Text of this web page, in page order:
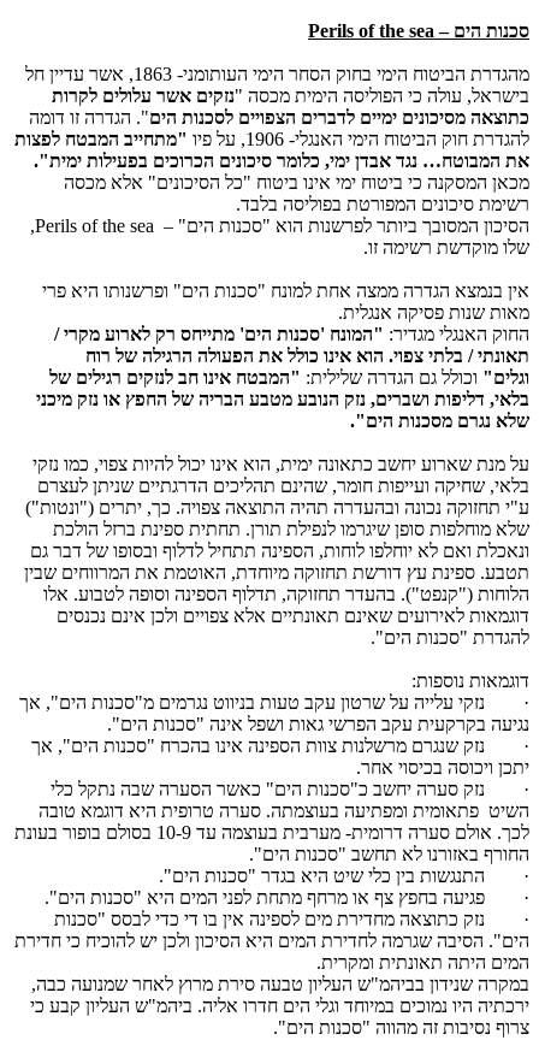
סכנות הים –Perils of the sea
מהגדרת הביטוח הימי בחוק הסחר הימי העותומני- 1863, אשר עדיין חל
בישראל, עולה כי הפוליסה הימית מכסה "נזקים אשר עלולים לקרות
כתוצאה מסיכונים ימיים לדברים הצפויים לסכנות הים". הגדרה זו דומה
להגדרת חוק הביטוח הימי האנגלי- 1906, על פיו
"מתחייב המבטח לפצות
את המבוטח… נגד אבדן ימי, כלומר סיכונים הכרוכים בפעילות ימית".
מכאן המסקנה כי ביטוח ימי אינו ביטוח "כל הסיכונים" אלא מכסה
רשימת סיכונים המפורטת בפוליסה בלבד.
הסיכון המסובך ביותר לפרשנות הוא "סכנות הים" – Perils of the sea
,
שלו מוקדשת רשימה זו.
אין בנמצא הגדרה ממצה אחת למונח "סכנות הים" ופרשנותו היא פרי
מאות שנות פסיקה אנגלית.
החוק האנגלי מגדיר: "המונח 'סכנות הים' מתייחס רק לארוע מקרי /
תאונתי / בלתי צפוי. הוא אינו כולל את הפעולה הרגילה של רוח
וגלים" וכולל גם הגדרה שלילית: "המבטח אינו חב לנזקים רגילים של
בלאי, דליפות ושברים, נזק הנובע מטבע הבריה של החפץ או נזק מיכני
שלא נגרם מסכנות הים".
על מנת שארוע יחשב כתאונה ימית, הוא אינו יכול להיות צפוי, כמו נזקי
בלאי, שחיקה ועייפות חומר, שהינם תהליכים הדרגתיים שניתן לעצרם
ע"י תחזוקה נכונה ובהעדרה תהיה התוצאה צפויה. כך, יתרים ("ונטות")
שלא מוחלפות סופן שיגרמו לנפילת תורן. תחתית ספינת ברזל הולכת
ונאכלת ואם לא יוחלפו לוחות, הספינה תתחיל לדלוף ובסופו של דבר גם
תטבע. ספינת עץ דורשת תחזוקה מיוחדת, האוטמת את המרווחים שבין
הלוחות ("קנפט"). בהעדר תחזוקה, תדלוף הספינה וסופה לטבוע. אלו
דוגמאות לאירועים שאינם תאונתיים אלא צפויים ולכן אינם נכנסים
להגדרת "סכנות הים".
דוגמאות נוספות:
· נזקי עלייה על שרטון עקב טעות בניווט נגרמים מ"סכנות הים", אך
נגיעה בקרקעית עקב הפרשי גאות ושפל אינה "סכנות הים".
· נזק שנגרם מרשלנות צוות הספינה אינו בהכרח "סכנות הים", אך
יתכן ויכוסה בכיסוי אחר.
· נזק סערה יחשב כ"סכנות הים" כאשר הסערה שבה נתקל כלי
השיט פתאומית ומפתיעה בעוצמתה. סערה טרופית היא דוגמא טובה
לכך. אולם סערה דרומית- מערבית בעוצמה עד 10-9 בסולם בופור בעונת
החורף באזורנו לא תחשב "סכנות הים".
· התנגשות בין כלי שיט היא בגדר "סכנות הים".
· פגיעה בחפץ צף או מרחף מתחת לפני המים היא "סכנות הים".
· נזק כתוצאה מחדירת מים לספינה אין בו די כדי לבסס "סכנות
הים". הסיבה שגרמה לחדירת המים היא הסיכון ולכן יש להוכיח כי חדירת
המים היתה תאונתית ומקרית.
במקרה שנידון בביהמ"ש העליון טבעה סירת מרוץ לאחר שמנועה כבה,
ירכתיה היו נמוכים במיוחד וגלי הים חדרו אליה. ביהמ"ש העליון קבע כי
צרוף נסיבות זה מהווה "סכנות הים".